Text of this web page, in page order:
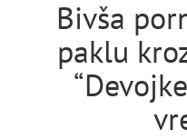
Bivša
paklu